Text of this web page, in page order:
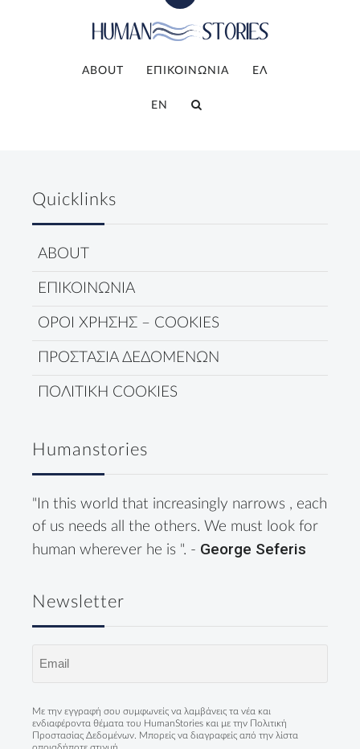
ABOUT ΕΠΙΚΟΙΝΩΝΙΑ ΕΛ
EN
Quicklinks
ABOUT
ΕΠΙΚΟΙΝΩΝΙΑ
ΟΡΟΙ ΧΡΗΣΗΣ – COOKIES
ΠΡΟΣΤΑΣΙΑ ΔΕΔΟΜΕΝΩΝ
ΠΟΛΙΤΙΚΗ COOKIES
Humanstories
"In this world that increasingly narrows , each
of us needs all the others. We must look for
human wherever he is ". - George Seferis
Newsletter
Με την εγγραφή σου συμφωνείς να λαμβάνεις τα νέα και
ενδιαφέροντα θέματα του HumanStories και με την
Πολιτική
Προστασίας Δεδομένων . Μπορείς να διαγραφείς από την λίστα